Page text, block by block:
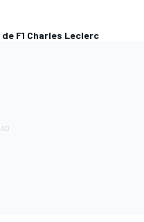
F1 Charles Leclerc